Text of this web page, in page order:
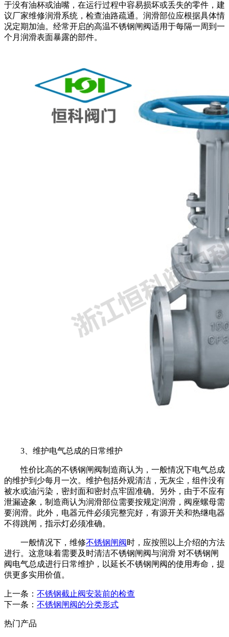
于没有油杯或油嘴，在运行过程中容易损坏或丢失的零件，建
议厂家维修润滑系统，检查油路疏通。润滑部位应根据具体情
况定期加油。经常开启的高温不锈钢闸阀适用于每隔一周到一
个月润滑表面暴露的部件。
3、维护电气总成的日常维护
性价比高的不锈钢闸阀制造商认为，一般情况下电气总成
的维护到少每月一次。维护包括外观清洁，无灰尘，组件没有
被水或油污染，密封面和密封点牢固准确。另外，由于不应有
泄漏迹象，制造商认为润滑部位需要按规定润滑，阀座螺母需
要润滑。此外，电器元件必须完整完好，有源开关和热继电器
不得跳闸，指示灯必须准确。
一般情况下，维修不锈钢闸阀时，应按照以上介绍的方法
进行。这意味着需要及时清洁不锈钢闸阀与润滑 对不锈钢闸
阀电气总成进行日常维护，以延长不锈钢闸阀的使用寿命，提
供更多实用价值。
上一条： 不锈钢截止阀安装前的检查
下一条： 不锈钢闸阀的分类形式
热门产品